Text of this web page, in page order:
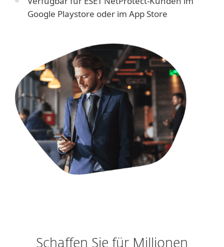
Google Playstore oder im App Store
Schaffen Sie für Millionen